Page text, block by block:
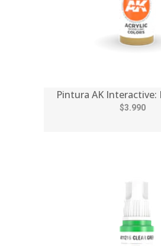
Pintura AK Interactive:
$3.990